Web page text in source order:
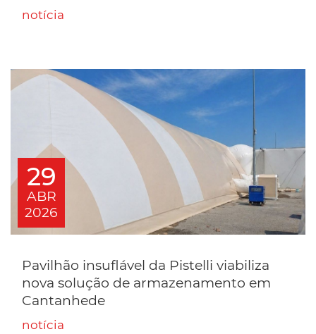
notícia
29
ABR
2026
Pavilhão insuflável da Pistelli viabiliza
nova solução de armazenamento em
Cantanhede
notícia